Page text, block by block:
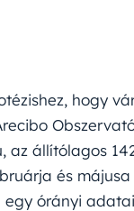
hogy
állítólagos
és
órányi